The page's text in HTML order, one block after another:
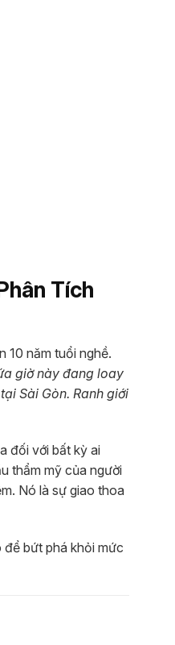
Tích
10 năm tuổi nghề.
giờ này đang loay
Sài Gòn. Ranh giới
đối với bất kỳ ai
thẩm mỹ của người
Nó là sự giao thoa
để bứt phá khỏi mức